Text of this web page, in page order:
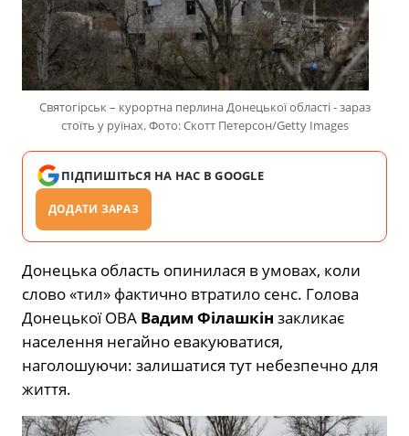
Святогірськ – курортна перлина Донецької області - зараз
стоїть у руїнах. Фото: Скотт Петерсон/Getty Images
ПІДПИШІТЬСЯ НА НАС В GOOGLE
ДОДАТИ ЗАРАЗ
Донецька область опинилася в умовах, коли
слово «тил» фактично втратило сенс. Голова
Донецької ОВА Вадим Філашкін закликає
населення негайно евакуюватися,
наголошуючи: залишатися тут небезпечно для
життя.